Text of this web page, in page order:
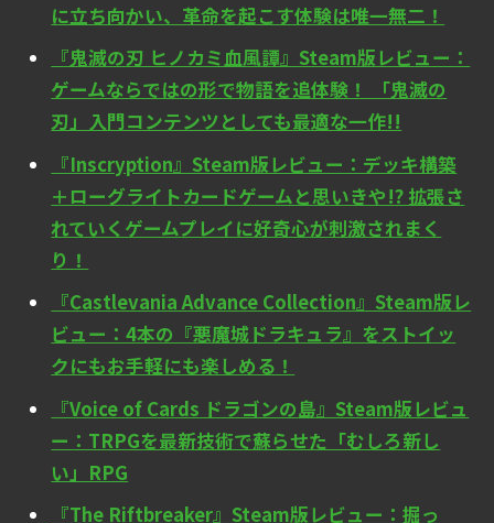
に立ち向かい、革命を起こす体験は唯一無二！
『鬼滅の刃 ヒノカミ血風譚』Steam版レビュー：
ゲームならではの形で物語を追体験！ 「鬼滅の
刃」入門コンテンツとしても最適な一作!!
『Inscryption』Steam版レビュー：デッキ構築
＋ローグライトカードゲームと思いきや!? 拡張さ
れていくゲームプレイに好奇心が刺激されまく
り！
『Castlevania Advance Collection』Steam版レ
ビュー：4本の『悪魔城ドラキュラ』をストイッ
クにもお手軽にも楽しめる！
『Voice of Cards ドラゴンの島』Steam版レビュ
ー：TRPGを最新技術で蘇らせた「むしろ新し
い」RPG
『The Riftbreaker』Steam版レビュー：掘っ